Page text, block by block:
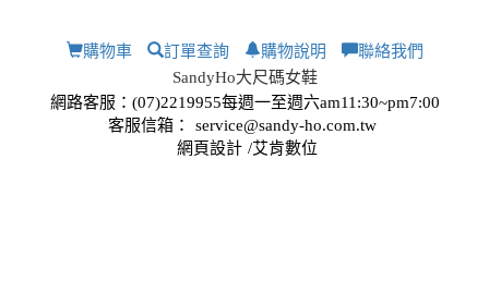
購物車 訂單查詢 購物說明
聯絡我們
SandyHo大尺碼女鞋
網路客服：(07)2219955每週一至週六am11:30~pm7:00
客服信箱：
service@sandy-ho.com.tw
網頁設計 /艾肯數位